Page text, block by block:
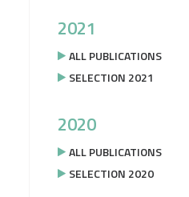
2021
ALL PUBLICATIONS
SELECTION 2021
2020
ALL PUBLICATIONS
SELECTION 2020